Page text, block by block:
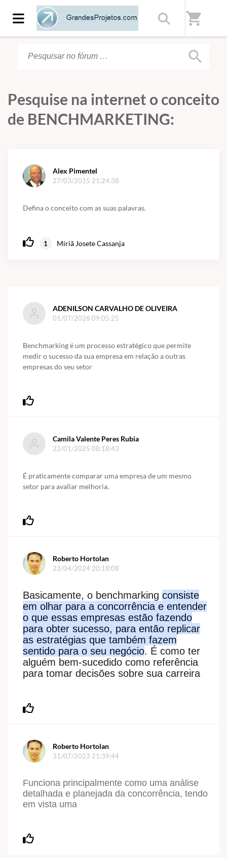
shopping_cart
search
Pesquise na internet o conceito
de BENCHMARKETING:
Alex Pimentel
27/03/2015 21:24:38
Defina o conceito com as suas palavras.
1 Miriã Josete Cassanja
ADENILSON CARVALHO DE OLIVEIRA
01/07/2026 09:05:25
Benchmarking é um processo estratégico que permite
medir o sucesso da sua empresa em relação a outras
empresas do seu setor
Camila Valente Peres Rubia
22/01/2025 08:18:43
É praticamente comparar uma empresa de um mesmo
setor para avaliar melhoria.
Roberto Hortolan
23/04/2024 20:18:08
Basicamente, o benchmarking consiste
em olhar para a concorrência e entender
o que essas empresas estão fazendo
para obter sucesso, para então replicar
as estratégias que também fazem
sentido para o seu negócio. É como ter
alguém bem-sucedido como referência
para tomar decisões sobre sua carreira
Roberto Hortolan
31/07/2023 21:39:44
Funciona principalmente como uma análise
detalhada e planejada da concorrência, tendo
em vista uma